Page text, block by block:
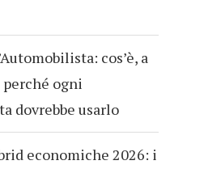
cos’è, a
perché ogni
dovrebbe usarlo
economiche 2026: i